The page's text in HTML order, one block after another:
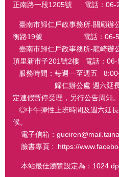
正南路一段1205號 電話：06-
臺南市歸仁戶政事務所-關廟辦
衡路19號 電話：06-
臺南市歸仁戶政事務所-龍崎辦
頂里新市子201號2樓 電話：
服務時間：每週一至週五
歸仁辦公處 週六延長服
定連假暫停受理，另行公告周知
◎中午彈性上班時間及週六延
候。
電子信箱：
臉書專頁 : https://
本站最佳瀏覽設定為：1024